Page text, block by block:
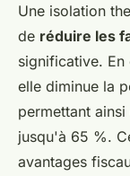
Une isolation
de réduire les
significative. En
elle diminue la
permettant
jusqu'à 65 %.
avantages